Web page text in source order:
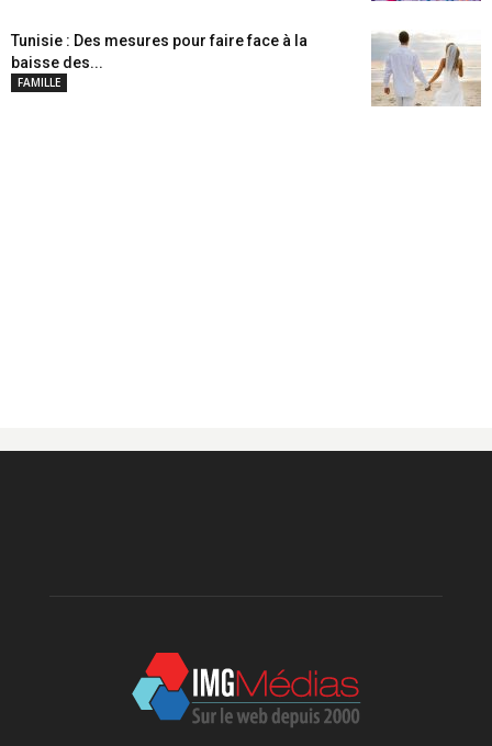
Tunisie : Des mesures pour faire face à la
baisse des...
FAMILLE